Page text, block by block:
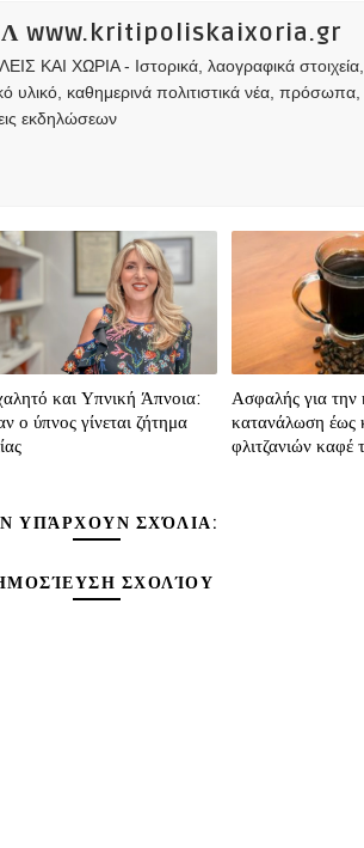
www.kritipoliskaixoria.gr
ΚΑΙ ΧΩΡΙΑ - Ιστορικά, λαογραφικά
υλικό, καθημερινά πολιτιστικά νέα,
εκδηλώσεων
και Υπνική Άπνοια:
ο ύπνος γίνεται ζήτημα
Ασφαλής για την
κατανάλωση έως
φλιτζανιών καφέ
ΥΠΆΡΧΟΥΝ ΣΧΌΛΙΑ:
ΣΧΟΛΊΟΥ